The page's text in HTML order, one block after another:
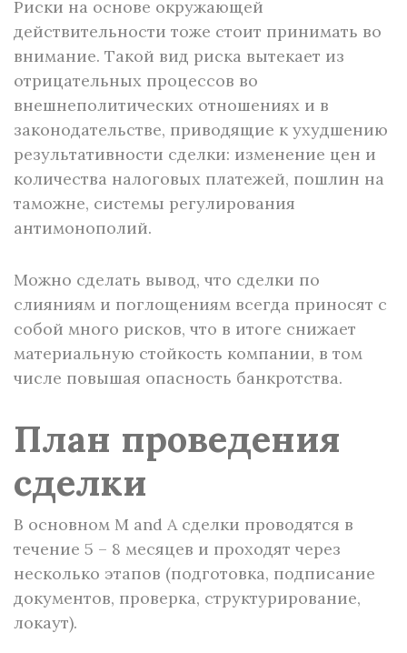
Риски на основе окружающей
действительности тоже стоит принимать во
внимание. Такой вид риска вытекает из
отрицательных процессов во
внешнеполитических отношениях и в
законодательстве, приводящие к ухудшению
результативности сделки: изменение цен и
количества налоговых платежей, пошлин на
таможне, системы регулирования
антимонополий.
Можно сделать вывод, что сделки по
слияниям и поглощениям всегда приносят с
собой много рисков, что в итоге снижает
материальную стойкость компании, в том
числе повышая опасность банкротства.
План проведения
сделки
В основном M and A сделки проводятся в
течение 5 – 8 месяцев и проходят через
несколько этапов (подготовка, подписание
документов, проверка, структурирование,
локаут).